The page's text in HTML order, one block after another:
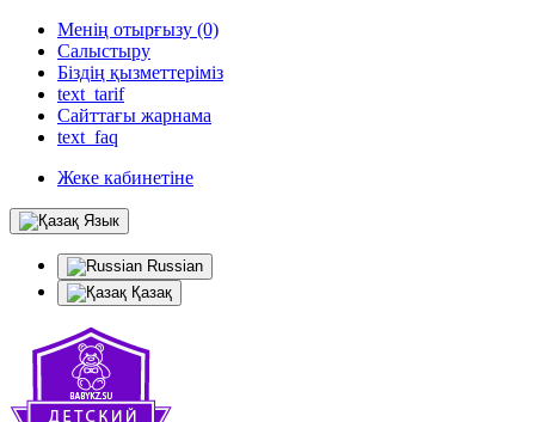
Менің отырғызу (0)
Салыстыру
Біздің қызметтеріміз
text_tarif
Сайттағы жарнама
text_faq
Жеке кабинетіне
Язык
Russian
Қазақ